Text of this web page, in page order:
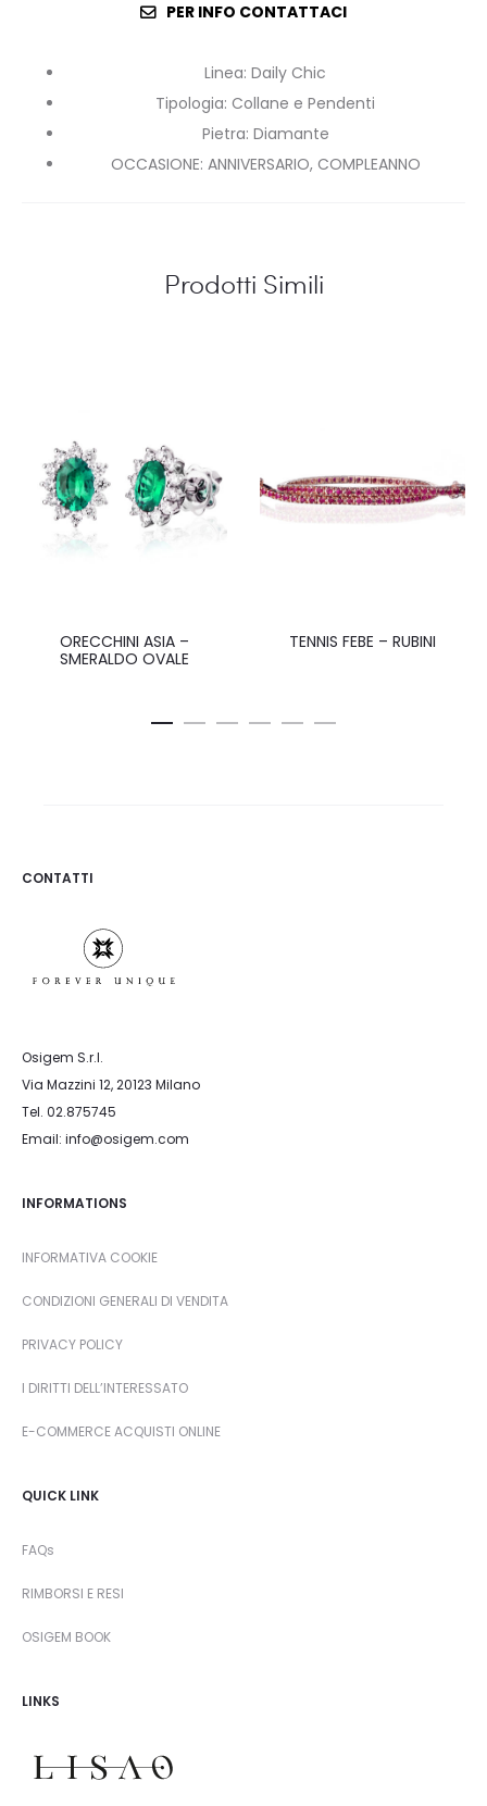
PER INFO CONTATTACI
Linea: Daily Chic
Tipologia: Collane e Pendenti
Pietra: Diamante
OCCASIONE: ANNIVERSARIO, COMPLEANNO
Prodotti Simili
ORECCHINI ASIA –
SMERALDO OVALE
TENNIS FEBE – RUBINI
CONTATTI
Osigem S.r.l.
Via Mazzini 12, 20123 Milano
Tel. 02.875745
Email: info@osigem.com
INFORMATIONS
INFORMATIVA COOKIE
CONDIZIONI GENERALI DI VENDITA
PRIVACY POLICY
I DIRITTI DELL’INTERESSATO
E-COMMERCE ACQUISTI ONLINE
QUICK LINK
FAQs
RIMBORSI E RESI
OSIGEM BOOK
LINKS